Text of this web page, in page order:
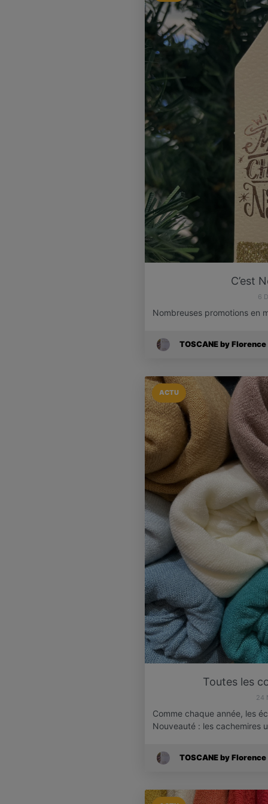
C’est
6
Nombreuses promotions en
TOSCANE by Florence
ACTU
Toutes les
24
Comme chaque année, les
Nouveauté : les cachemires
TOSCANE by Florence